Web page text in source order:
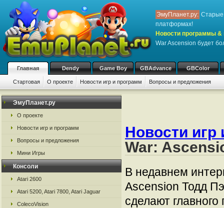
ЭмуПланет.ру: Старые
платформах!
Новости программы &
War Ascension будет
Главная Dendy Game Boy GBAdvance GBColor
Стартовая О проекте Новости игр и программ Вопросы и предложения
ЭмуПланет.ру
О проекте
Новости игр и программ
Вопросы и предложения
Мини Игры
Консоли
Atari 2600
Atari 5200, Atari 7800, Atari Jaguar
ColecoVision
Новости игр
War:
В недавнем
Ascension Тодд
сделают